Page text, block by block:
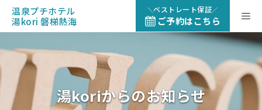
テ
へ
ス
温泉プチホテル
湯kori 磐梯熱海
メ
ニ
ュ
ベストレート保証
ご予約はこちら
湯koriからのお知らせ